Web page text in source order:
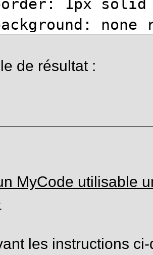
1px solid
none
radius:
8px
de résultat :
MyCode utilisable
les instructions